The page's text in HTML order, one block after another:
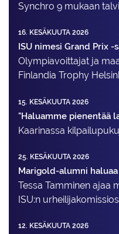
Synchro 9 mukaan
16. KESÄKUUTA 2026
ISU nimesi Grand Prix
Olympiavoittajat ja
Finlandia Trophy
15. KESÄKUUTA 2026
"Haluamme pienentää
Kaarinassa
25. KESÄKUUTA 2026
Marigold-alumni
Tessa Tamminen ajaa
ISU:n
12. KESÄKUUTA 2026